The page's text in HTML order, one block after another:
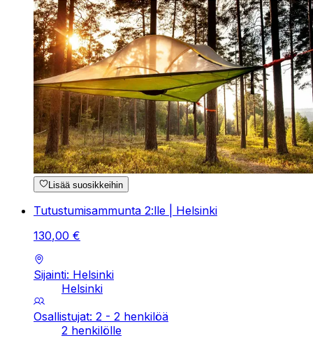
Lisää suosikkeihin
Tutustumisammunta 2:lle | Helsinki
130,00 €
Sijainti: Helsinki
Helsinki
Osallistujat: 2 - 2 henkilöä
2 henkilölle